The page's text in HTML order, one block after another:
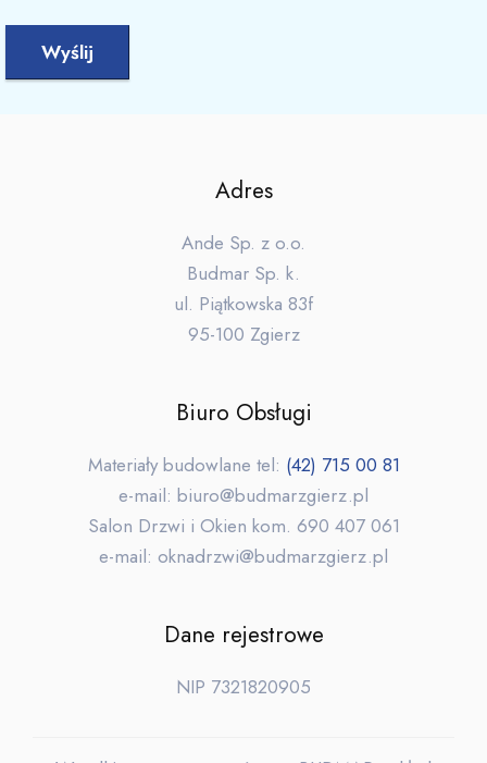
Adres
Ande Sp. z o.o.
Budmar Sp. k.
ul. Piątkowska 83f
95-100 Zgierz
Biuro Obsługi
Materiały budowlane tel: (42) 715 00 81
e-mail: biuro@budmarzgierz.pl
Salon Drzwi i Okien kom. 690 407 061
e-mail: oknadrzwi@budmarzgierz.pl
Dane rejestrowe
NIP 7321820905